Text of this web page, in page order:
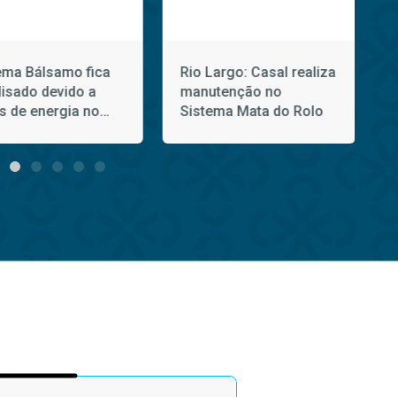
Bálsamo fica
devido a
de energia no
Rio Largo: Casal realiza
manutenção no
Sistema Mata do Rolo